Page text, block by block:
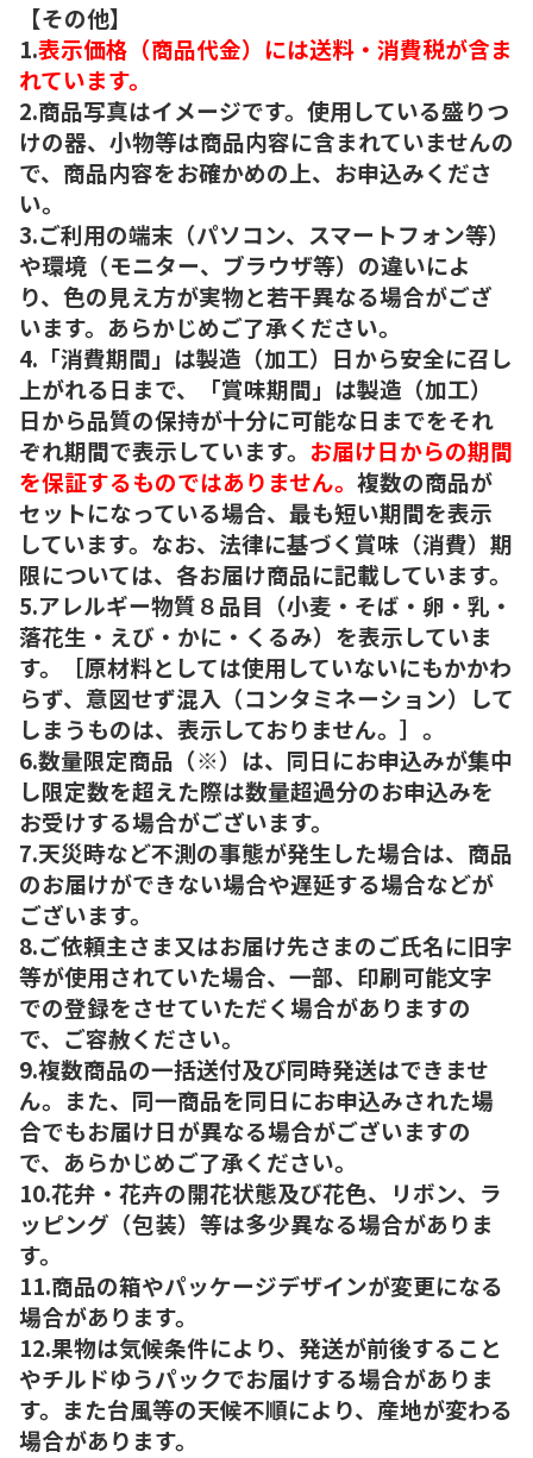
【その他】
1.表示価格（商品代金）には送料・消費税が含ま
れています。
2.商品写真はイメージです。使用している盛りつ
けの器、小物等は商品内容に含まれていませんの
で、商品内容をお確かめの上、お申込みくださ
い。
3.ご利用の端末（パソコン、スマートフォン等）
や環境（モニター、ブラウザ等）の違いによ
り、色の見え方が実物と若干異なる場合がござ
います。あらかじめご了承ください。
4.「消費期間」は製造（加工）日から安全に召し
上がれる日まで、「賞味期間」は製造（加工）
日から品質の保持が十分に可能な日までをそれ
ぞれ期間で表示しています。 お届け日からの期間
を保証するものではありません。 複数の商品が
セットになっている場合、最も短い期間を表示
しています。なお、法律に基づく賞味（消費）期
限については、各お届け商品に記載しています。
5.アレルギー物質８品目（小麦・そば・卵・乳・
落花生・えび・かに・くるみ）を表示していま
す。［原材料としては使用していないにもかかわ
らず、意図せず混入（コンタミネーション）して
しまうものは、表示しておりません。］。
6.数量限定商品（※）は、同日にお申込みが集中
し限定数を超えた際は数量超過分のお申込みを
お受けする場合がございます。
7.天災時など不測の事態が発生した場合は、商品
のお届けができない場合や遅延する場合などが
ございます。
8.ご依頼主さま又はお届け先さまのご氏名に旧字
等が使用されていた場合、一部、印刷可能文字
での登録をさせていただく場合がありますの
で、ご容赦ください。
9.複数商品の一括送付及び同時発送はできませ
ん。また、同一商品を同日にお申込みされた場
合でもお届け日が異なる場合がございますの
で、あらかじめご了承ください。
10.花弁・花卉の開花状態及び花色、リボン、ラ
ッピング（包装）等は多少異なる場合がありま
す。
11.商品の箱やパッケージデザインが変更になる
場合があります。
12.果物は気候条件により、発送が前後すること
やチルドゆうパックでお届けする場合がありま
す。また台風等の天候不順により、産地が変わる
場合があります。